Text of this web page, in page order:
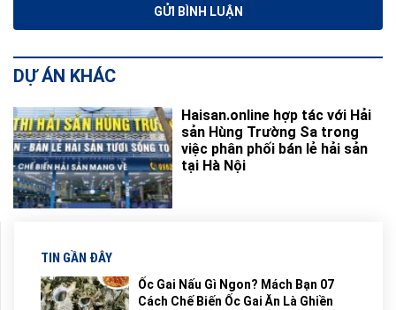
DỰ ÁN KHÁC
Haisan.online hợp tác với Hải
sản Hùng Trường Sa trong
việc phân phối bán lẻ hải sản
tại Hà Nội
TIN GẦN ĐÂY
Ốc Gai Nấu Gì Ngon? Mách Bạn 07
Cách Chế Biến Ốc Gai Ăn Là Ghiền